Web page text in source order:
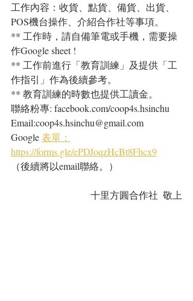
工作內容：收貨、點貨、備貨、出貨、
POS機台操作、介紹合作社等事項。
** 工作時，請自備筆電或手機，需要操
作Google sheet !
** 工作前進行「教育訓練」及提供「工
作指引」作為後續參考。
** 教育訓練的時數也提供工讀金。
聯絡粉專: facebook.com/coop4s.hsinchu
Email:coop4s.hsinchu@gmail.com
Google 表單：
https://forms.gle/ePDJoqzHcBt8Fhcx9
（後續將以email聯絡。）
十里方圓合作社  敬上